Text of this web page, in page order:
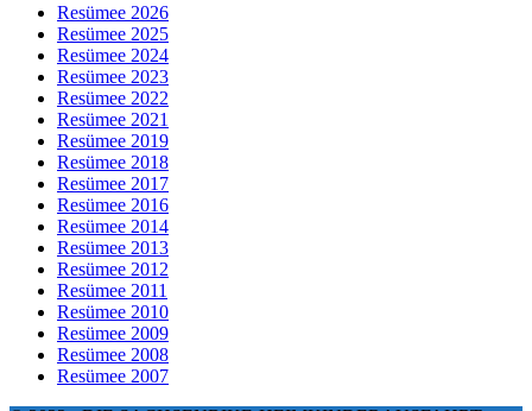
Resümee 2026
Resümee 2025
Resümee 2024
Resümee 2023
Resümee 2022
Resümee 2021
Resümee 2019
Resümee 2018
Resümee 2017
Resümee 2016
Resümee 2014
Resümee 2013
Resümee 2012
Resümee 2011
Resümee 2010
Resümee 2009
Resümee 2008
Resümee 2007